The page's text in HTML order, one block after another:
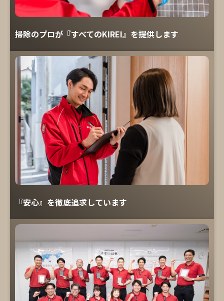
掃除のプロが『すべてのKIREI』を提供します
『安心』を徹底追求しています